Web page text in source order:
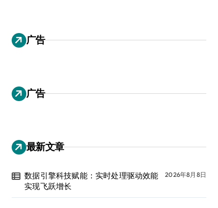
广告
广告
最新文章
数据引擎科技赋能：实时处理驱动效能
实现飞跃增长
2026年8月8日